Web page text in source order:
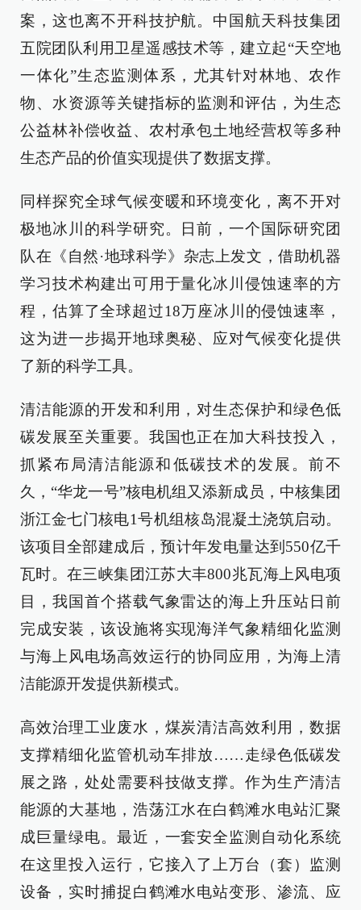
案，这也离不开科技护航。中国航天科技集团
五院团队利用卫星遥感技术等，建立起“天空地
一体化”生态监测体系，尤其针对林地、农作
物、水资源等关键指标的监测和评估，为生态
公益林补偿收益、农村承包土地经营权等多种
生态产品的价值实现提供了数据支撑。
同样探究全球气候变暖和环境变化，离不开对
极地冰川的科学研究。日前，一个国际研究团
队在《自然·地球科学》杂志上发文，借助机器
学习技术构建出可用于量化冰川侵蚀速率的方
程，估算了全球超过18万座冰川的侵蚀速率，
这为进一步揭开地球奥秘、应对气候变化提供
了新的科学工具。
清洁能源的开发和利用，对生态保护和绿色低
碳发展至关重要。我国也正在加大科技投入，
抓紧布局清洁能源和低碳技术的发展。前不
久，“华龙一号”核电机组又添新成员，中核集团
浙江金七门核电1号机组核岛混凝土浇筑启动。
该项目全部建成后，预计年发电量达到550亿千
瓦时。在三峡集团江苏大丰800兆瓦海上风电项
目，我国首个搭载气象雷达的海上升压站日前
完成安装，该设施将实现海洋气象精细化监测
与海上风电场高效运行的协同应用，为海上清
洁能源开发提供新模式。
高效治理工业废水，煤炭清洁高效利用，数据
支撑精细化监管机动车排放……走绿色低碳发
展之路，处处需要科技做支撑。作为生产清洁
能源的大基地，浩荡江水在白鹤滩水电站汇聚
成巨量绿电。最近，一套安全监测自动化系统
在这里投入运行，它接入了上万台（套）监测
设备，实时捕捉白鹤滩水电站变形、渗流、应